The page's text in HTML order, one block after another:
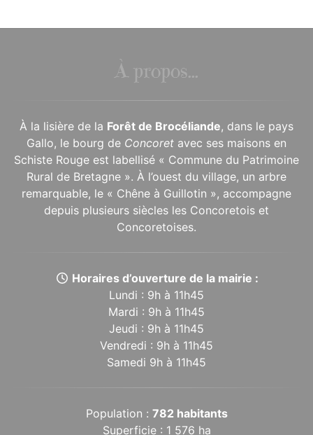
À propos...
À la lisière de la Forêt de Brocéliande, dans le pays
Gallo, le bourg de Concoret avec ses maisons en
Schiste Rouge est labellisé « Commune du Patrimoine
Rural de Bretagne ». À l’ouest du village, un arbre
remarquable, le « Chêne à Guillotin », accompagne
depuis plusieurs siècles les Concoretois et
Concoretoises.
Horaires d’ouverture de la mairie :
Lundi : 9h à 11h45
Mardi : 9h à 11h45
Jeudi : 9h à 11h45
Vendredi : 9h à 11h45
Samedi 9h à 11h45
Population : 782 habitants
Superficie : 1 576 ha